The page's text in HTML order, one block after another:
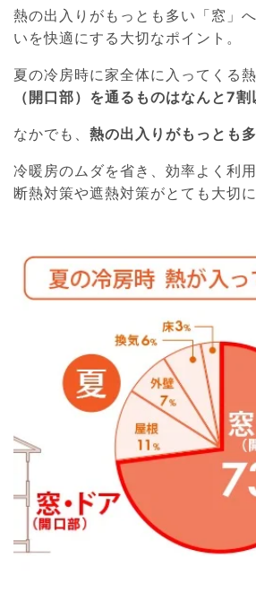
熱の出入りがもっとも多い「窓」
いを快適にする大切なポイント。
夏の冷房時に家全体に入ってくる熱
（開口部）を通るものはなんと7割
なかでも、 熱の出入りがもっとも多
冷暖房のムダを省き、効率よく利
断熱対策や遮熱対策がとても大切に